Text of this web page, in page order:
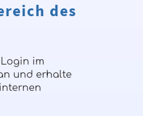
des
im
und erhalte